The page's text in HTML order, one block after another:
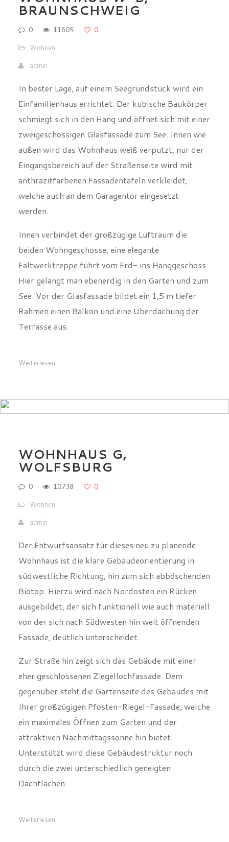
Wohnen
admin
Einfamilienhaus errichtet. Der kubische Baukörper
schmiegt sich in den Hang und öffnet sich mit einer
zweigeschossigen Glasfassade zum See. Innen wie
außen wird das Wohnhaus weiß verputzt, nur der
Eingangsbereich auf der Straßenseite wird mit
anthrazitfarbenen Fassadentafeln verkleidet,
welche auch an dem Garagentor eingesetzt
werden.
Innen verbindet der großzügige Luftraum die
Faltwerktreppe führt vom Erd- ins Hanggeschoss.
Hier gelangt man ebenerdig in den Garten und zum
See. Vor der Glasfassade bildet ein 1,5 m tiefer
Rahmen einen Balkon und eine Überdachung der
Terrasse aus.
Weiterlesen
WOHNHAUS G,
0 10738
0
Wohnen
admin
Der Entwurfsansatz für dieses neu zu planende
Wohnhaus ist die klare Gebäudeorientierung in
südwestliche Richtung, hin zum sich abböschenden
Biotop. Hierzu wird nach Nordosten ein Rücken
ausgebildet, der sich funktionell wie auch materiell
von der sich nach Südwesten hin weit öffnenden
Fassade, deutlich unterscheidet.
Zur Straße hin zeigt sich das Gebäude mit einer
eher geschlossenen Ziegellochfassade. Dem
gegenüber steht die Gartenseite des Gebäudes mit
Ihrer großzügigen Pfosten-Riegel-Fassade, welche
ein maximales Öffnen zum Garten und der
attraktiven Nachmittagssonne hin bietet.
Unterstützt wird diese Gebäudestruktur noch
durch die zwei unterschiedlich geneigten
Dachflächen.
Weiterlesen